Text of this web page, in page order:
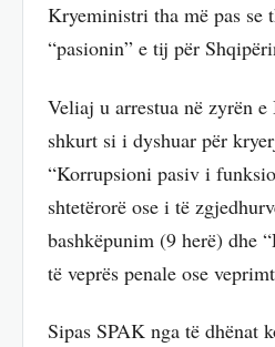
Kryeministri tha më pas se
“pasionin” e tij për
Veliaj u arrestua në zyrën e
shkurt si i dyshuar për
“Korrupsioni pasiv i
shtetërorë ose i të
bashkëpunim (9 herë) dhe
të veprës penale ose
Sipas SPAK nga të dhënat